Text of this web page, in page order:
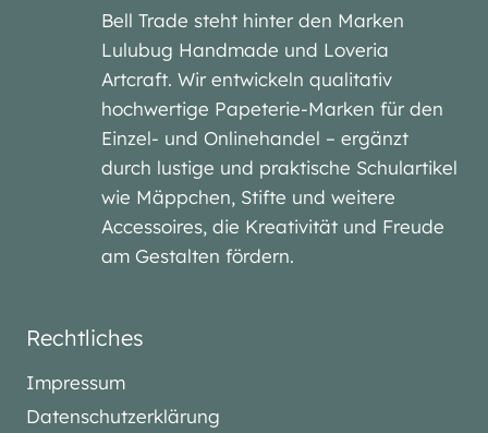
Bell Trade steht hinter den Marken
Lulubug Handmade und Loveria
Artcraft. Wir entwickeln qualitativ
hochwertige Papeterie-Marken für den
Einzel- und Onlinehandel – ergänzt
durch lustige und praktische Schulartikel
wie Mäppchen, Stifte und weitere
Accessoires, die Kreativität und Freude
am Gestalten fördern.
Rechtliches
Impressum
Datenschutzerklärung